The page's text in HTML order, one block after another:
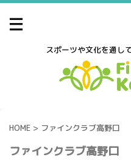
スポーツや文化を通し
HOME > ファインクラブ高野口
ファインクラブ高野口